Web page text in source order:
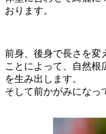
おります。
前身、後身で長さを変
ことによって、自然根
を生み出します。
そして前かがみになっ